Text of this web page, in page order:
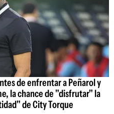
de enfrentar a Peñarol y
la chance de "disfrutar" la
de City Torque